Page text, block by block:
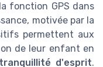
fonction GPS dans
motivée par la
permettent aux
de leur enfant en
tranquillité d'esprit.